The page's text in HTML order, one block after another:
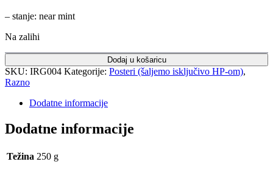
– stanje: near mint
Na zalihi
Dodaj u košaricu
SKU: IRG004 Kategorije: Posteri (šaljemo isključivo HP-om),
Razno
Dodatne informacije
Dodatne informacije
Težina 250 g